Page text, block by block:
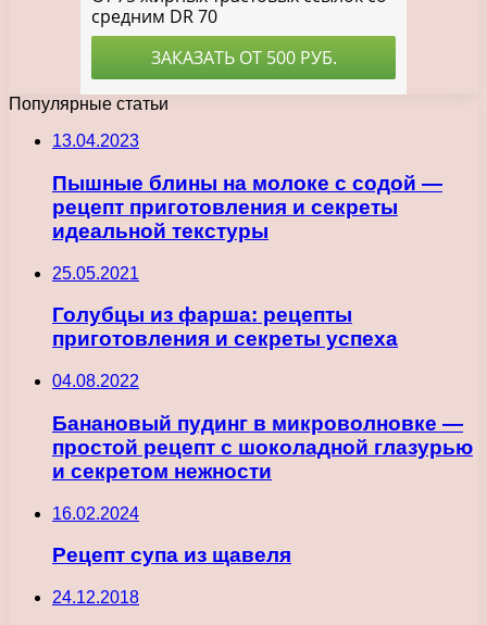
Популярные статьи
13.04.2023
Пышные блины на молоке с содой —
рецепт приготовления и секреты
идеальной текстуры
25.05.2021
Голубцы из фарша: рецепты
приготовления и секреты успеха
04.08.2022
Банановый пудинг в микроволновке —
простой рецепт с шоколадной глазурью
и секретом нежности
16.02.2024
Рецепт супа из щавеля
24.12.2018